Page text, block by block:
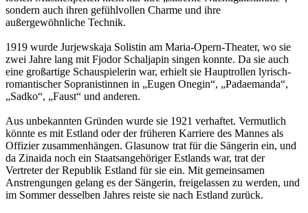
sondern auch ihren gefühlvollen Charme und ihre
außergewöhnliche Technik.
1919 wurde Jurjewskaja Solistin am Maria-Opern-Theater, wo sie
zwei Jahre lang mit Fjodor Schaljapin singen konnte. Da sie auch
eine großartige Schauspielerin war, erhielt sie Hauptrollen lyrisch-
romantischer Sopranistinnen in „Eugen Onegin“, „Padaemanda“,
„Sadko“, „Faust“ und anderen.
Aus unbekannten Gründen wurde sie 1921 verhaftet. Vermutlich
könnte es mit Estland oder der früheren Karriere des Mannes als
Offizier zusammenhängen. Glasunow trat für die Sängerin ein, und
da Zinaida noch ein Staatsangehöriger Estlands war, trat der
Vertreter der Republik Estland für sie ein. Mit gemeinsamen
Anstrengungen gelang es der Sängerin, freigelassen zu werden, und
im Sommer desselben Jahres reiste sie nach Estland zurück.